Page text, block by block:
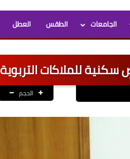
الجامعات الطقس العطل
سكنية للملاكات التربوية
الحجم